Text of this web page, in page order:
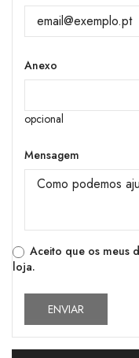
Anexo
opcional
Mensagem
Aceito que os meus
loja.